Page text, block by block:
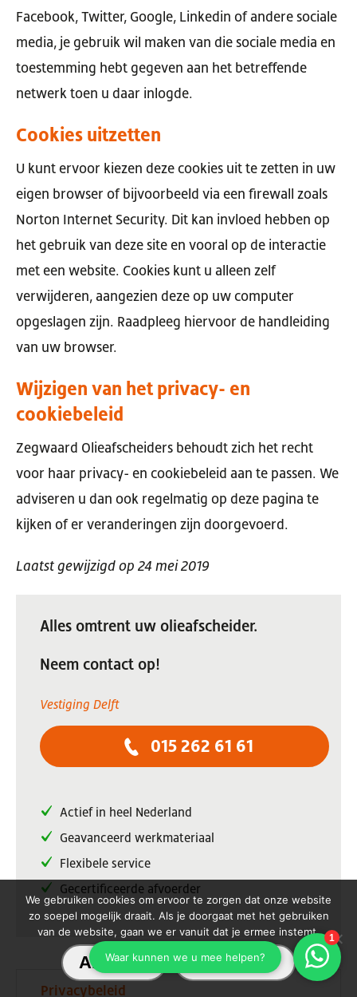
Facebook, Twitter, Google, Linkedin of andere sociale
media, je gebruik wil maken van die sociale media en
toestemming hebt gegeven aan het betreffende
netwerk toen u daar inlogde.
Cookies uitzetten
U kunt ervoor kiezen deze cookies uit te zetten in uw
eigen browser of bijvoorbeeld via een firewall zoals
Norton Internet Security. Dit kan invloed hebben op
het gebruik van deze site en vooral op de interactie
met een website. Cookies kunt u alleen zelf
verwijderen, aangezien deze op uw computer
opgeslagen zijn. Raadpleeg hiervoor de handleiding
van uw browser.
Wijzigen van het privacy- en
cookiebeleid
Zegwaard Olieafscheiders behoudt zich het recht
voor haar privacy- en cookiebeleid aan te passen. We
adviseren u dan ook regelmatig op deze pagina te
kijken of er veranderingen zijn doorgevoerd.
Laatst gewijzigd op 24 mei 2019
Alles omtrent uw olieafscheider.
Neem contact op!
Vestiging Delft
015 262 61 61
Actief in heel Nederland
Geavanceerd werkmateriaal
Flexibele service
Gecertificeerde afvoerder
Privacybeleid
We gebruiken cookies om ervoor te zorgen dat onze website
zo soepel mogelijk draait. Als je doorgaat met het gebruiken
van de website, gaan we er vanuit dat je ermee instemt.
Akkoord Lees meer